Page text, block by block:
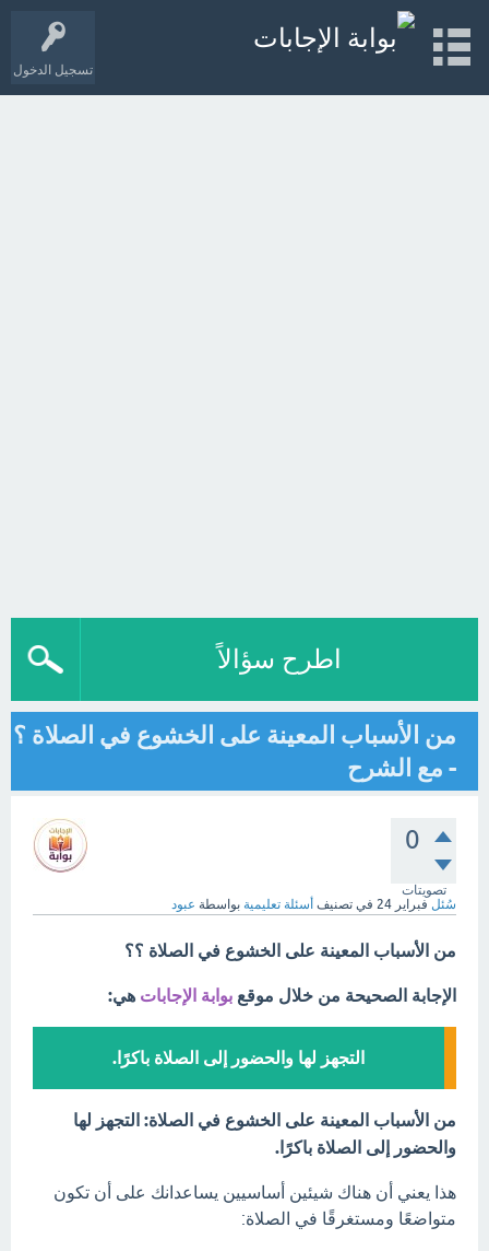
تسجيل الدخول
اطرح سؤالاً
من الأسباب المعينة على الخشوع في الصلاة ؟
- مع الشرح
0
تصويتات
سُئل فبراير 24 في تصنيف أسئلة تعليمية بواسطة عبود
من الأسباب المعينة على الخشوع في الصلاة ؟؟
الإجابة الصحيحة من خلال موقع بوابة الإجابات هي:
التجهز لها والحضور إلى الصلاة باكرًا.
من الأسباب المعينة على الخشوع في الصلاة: التجهز لها
والحضور إلى الصلاة باكرًا.
هذا يعني أن هناك شيئين أساسيين يساعدانك على أن تكون
متواضعًا ومستغرقًا في الصلاة: